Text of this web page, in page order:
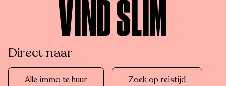
VIND SLIM
Direct naar
Alle immo te huur Zoek op reistijd